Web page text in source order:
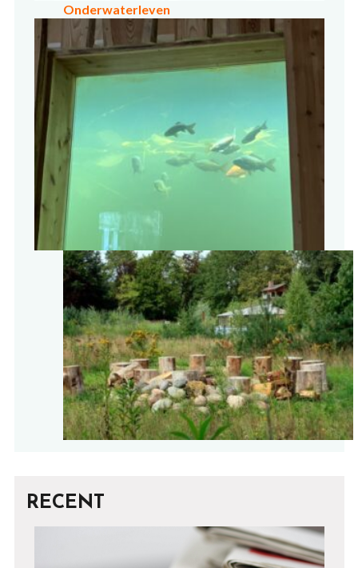
Onderwaterleven
RECENT